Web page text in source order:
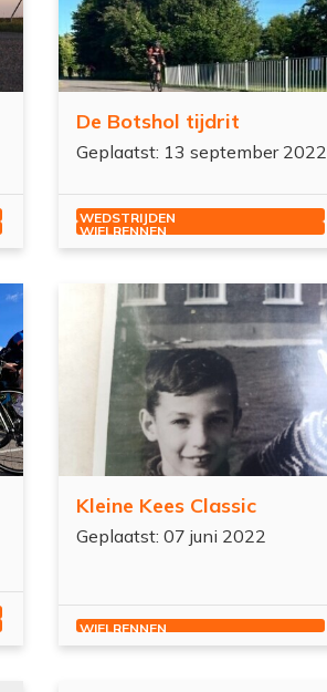
De Botshol tijdrit
Geplaatst: 13 september 2022
WEDSTRIJDEN
WIELRENNEN
Kleine Kees Classic
Geplaatst: 07 juni 2022
WIELRENNEN